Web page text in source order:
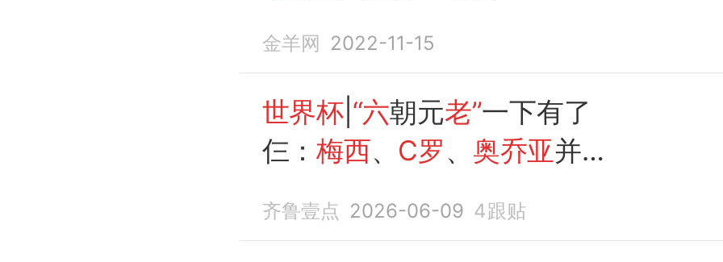
金羊网 2022-11-15
世界杯| “六朝元老”一下有了
仨：梅西、 C罗、 奥乔亚并肩
齐鲁壹点 2026-06-09 4跟贴